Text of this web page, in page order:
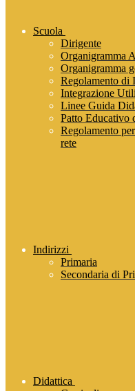
Scuola
Dirigente
Organigramma
Organigramma
Regolamento di
Integrazione
Linee Guida
Patto Educativo
Regolamento
rete
Indirizzi
Primaria
Secondaria di
Didattica